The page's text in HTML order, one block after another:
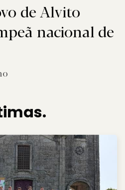
de Alvito
nacional de